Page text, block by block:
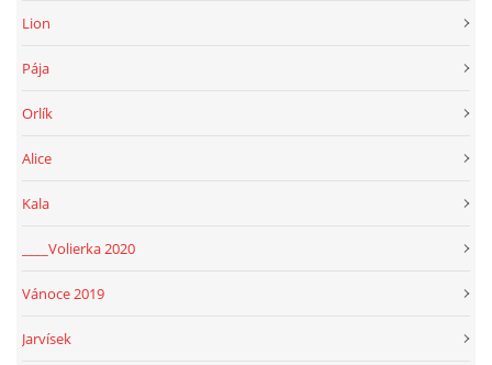
Lion
Pája
Orlík
Alice
Kala
____Volierka 2020
Vánoce 2019
Jarvísek